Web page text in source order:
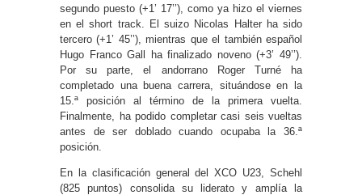
segundo puesto (+1’ 17’’), como ya hizo el viernes
en el short track. El suizo Nicolas Halter ha sido
tercero (+1’ 45’’), mientras que el también español
Hugo Franco Gall ha finalizado noveno (+3’ 49’’).
Por su parte, el andorrano Roger Turné ha
completado una buena carrera, situándose en la
15.ª posición al término de la primera vuelta.
Finalmente, ha podido completar casi seis vueltas
antes de ser doblado cuando ocupaba la 36.ª
posición.
En la clasificación general del XCO U23, Schehl
(825 puntos) consolida su liderato y amplía la